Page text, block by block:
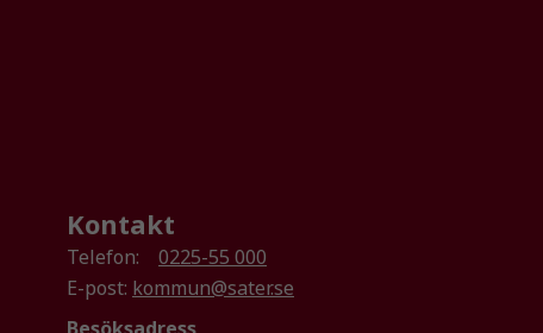
Kontakt
Telefon:
0225-55 000
E-post: kommun@sater.se